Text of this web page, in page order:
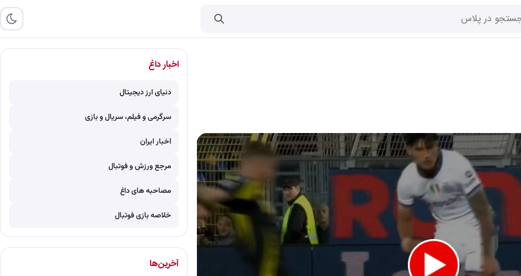
اخبار داغ
دنیای ارز دیجیتال
سرگرمی و فیلم، سریال و بازی
اخبار ایران
مرجع ورزش و فوتبال
مصاحبه های داغ
خلاصه بازی فوتبال
آخرین‌ها